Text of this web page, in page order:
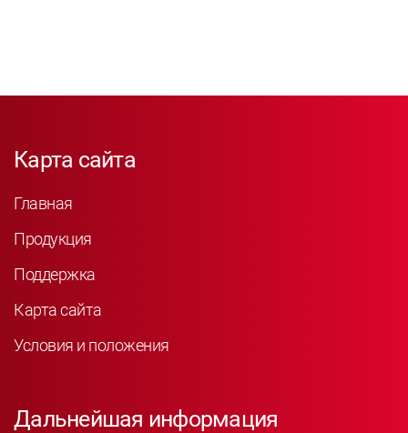
Карта сайта
Главная
Продукция
Поддержка
Карта сайта
Условия и положения
Дальнейшая информация